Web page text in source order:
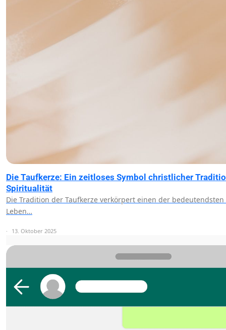
Die Taufkerze: Ein zeitloses Symbol christlicher
Spiritualität
Die Tradition der Taufkerze verkörpert einen der
Leben…
13. Oktober 2025